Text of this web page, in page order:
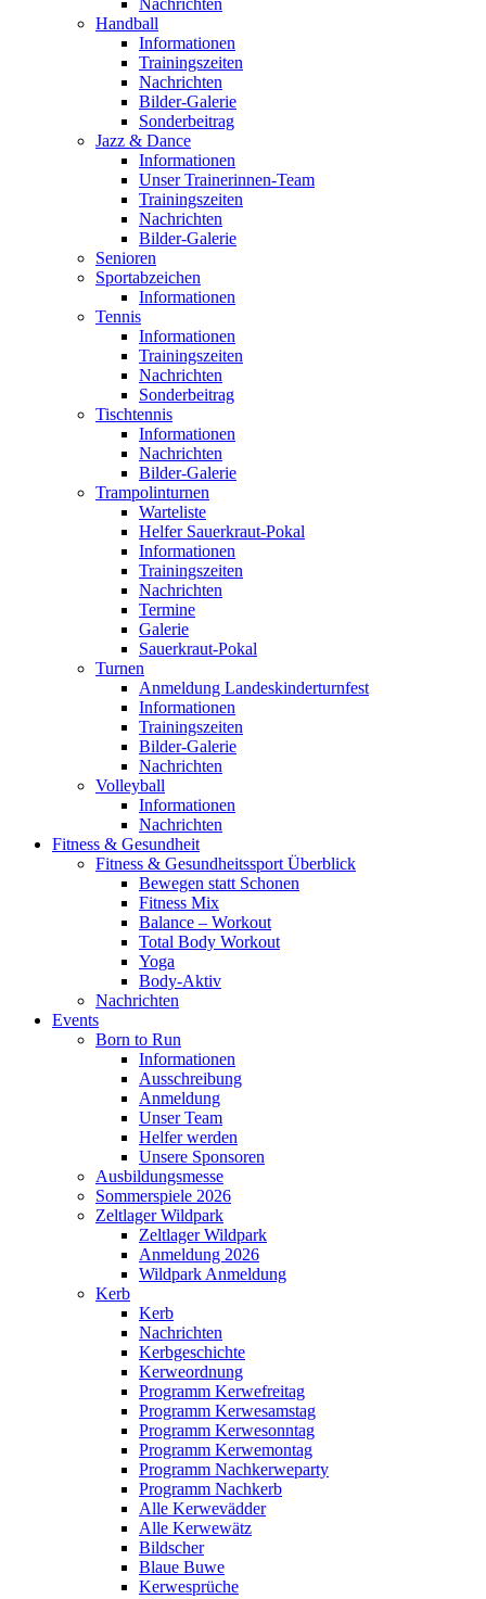
Nachrichten
Handball
Informationen
Trainingszeiten
Nachrichten
Bilder-Galerie
Sonderbeitrag
Jazz & Dance
Informationen
Unser Trainerinnen-Team
Trainingszeiten
Nachrichten
Bilder-Galerie
Senioren
Sportabzeichen
Informationen
Tennis
Informationen
Trainingszeiten
Nachrichten
Sonderbeitrag
Tischtennis
Informationen
Nachrichten
Bilder-Galerie
Trampolinturnen
Warteliste
Helfer Sauerkraut-Pokal
Informationen
Trainingszeiten
Nachrichten
Termine
Galerie
Sauerkraut-Pokal
Turnen
Anmeldung Landeskinderturnfest
Informationen
Trainingszeiten
Bilder-Galerie
Nachrichten
Volleyball
Informationen
Nachrichten
Fitness & Gesundheit
Fitness & Gesundheitssport Überblick
Bewegen statt Schonen
Fitness Mix
Balance – Workout
Total Body Workout
Yoga
Body-Aktiv
Nachrichten
Events
Born to Run
Informationen
Ausschreibung
Anmeldung
Unser Team
Helfer werden
Unsere Sponsoren
Ausbildungsmesse
Sommerspiele 2026
Zeltlager Wildpark
Zeltlager Wildpark
Anmeldung 2026
Wildpark Anmeldung
Kerb
Kerb
Nachrichten
Kerbgeschichte
Kerweordnung
Programm Kerwefreitag
Programm Kerwesamstag
Programm Kerwesonntag
Programm Kerwemontag
Programm Nachkerweparty
Programm Nachkerb
Alle Kerwevädder
Alle Kerwewätz
Bildscher
Blaue Buwe
Kerwesprüche